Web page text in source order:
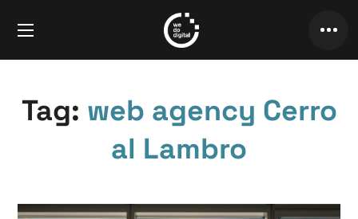
Tag: web agency Cerro
al Lambro